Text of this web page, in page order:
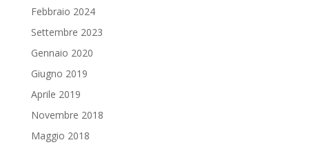
Febbraio 2024
Settembre 2023
Gennaio 2020
Giugno 2019
Aprile 2019
Novembre 2018
Maggio 2018